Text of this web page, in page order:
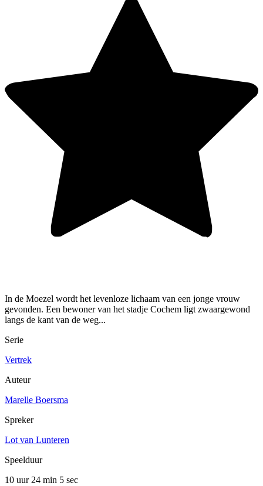
In de Moezel wordt het levenloze lichaam van een jonge vrouw
gevonden. Een bewoner van het stadje Cochem ligt zwaargewond
langs de kant van de weg...
Serie
Vertrek
Auteur
Marelle Boersma
Spreker
Lot van Lunteren
Speelduur
10 uur 24 min 5 sec